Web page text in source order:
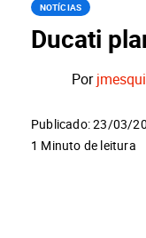
NOTÍCIAS
Ducati
Por
Publicado: 23/03/
1 Minuto de leitura